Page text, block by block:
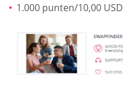
1.000 punten/10,00 USD